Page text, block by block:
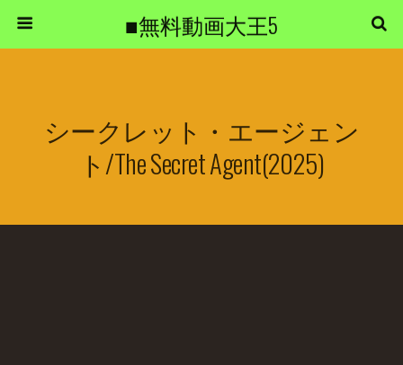
■無料動画大王5
シークレット・エージェン
ト/The Secret Agent(2025)